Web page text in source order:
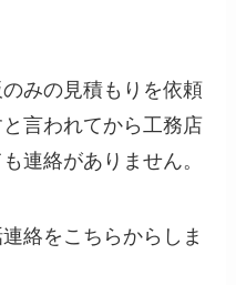
みの見積もりを依頼
言われてから工務店
連絡がありません。
絡をこちらからしま